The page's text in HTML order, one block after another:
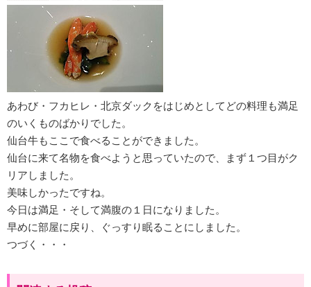
あわび・フカヒレ・北京ダックをはじめとしてどの料理も満足
のいくものばかりでした。
仙台牛もここで食べることができました。
仙台に来て名物を食べようと思っていたので、まず１つ目がク
リアしました。
美味しかったですね。
今日は満足・そして満腹の１日になりました。
早めに部屋に戻り、ぐっすり眠ることにしました。
つづく・・・